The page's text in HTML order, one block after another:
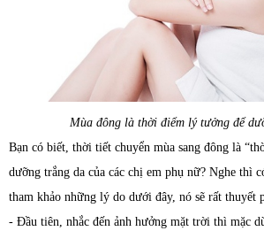
Mùa đông là thời điểm lý tưởng để
Bạn có biết, thời tiết chuyển mùa sang đông là
dưỡng trắng da của các chị em phụ nữ? Nghe thì
tham khảo những lý do dưới đây, nó sẽ rất thuyết
- Đầu tiên, nhắc đến ảnh hưởng mặt trời thì mặc